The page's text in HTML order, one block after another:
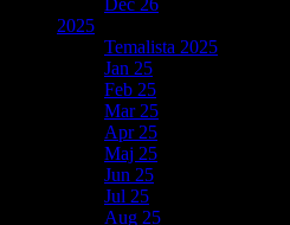
2025
Temalista 2025
Jan 25
Feb 25
Mar 25
Apr 25
Maj 25
Jun 25
Jul 25
Aug 25